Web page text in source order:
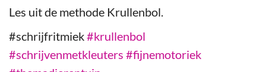
Les uit de methode Krullenbol.
#schrijfritmiek#krullenbol
#schrijvenmetkleuters #fijnemotoriek